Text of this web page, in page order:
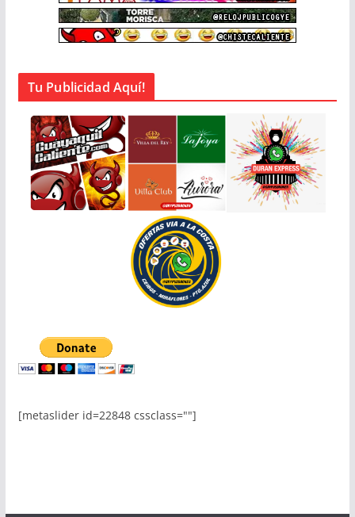
Tu Publicidad Aquí!
[metaslider id=22848 cssclass=""]